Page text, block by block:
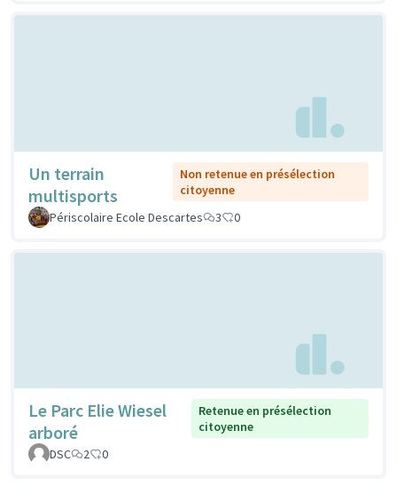
Un terrain
multisports
Non retenue en présélection
citoyenne
Périscolaire Ecole Descartes
3 0
Le Parc Elie Wiesel
arboré
Retenue en présélection
citoyenne
DSC
2 0